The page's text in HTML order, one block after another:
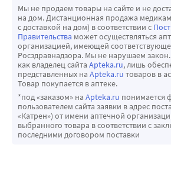
монотерапию
случаев, когда присутствие
фторхинолонам N. gonorrhoeae
возможности исключить
фторхинолона N. gonorrhoeae,
вопрос о дополнении
моксифлоксацином
который активен в отношении N.
(например, цефалоспорин).
случае с другими
том числе «grand
mal» припадки)
Нарушения
внимания
Нарушения речи
Амнезия
Периферическая
нейропатия и
полинейропатия Гиперестезия
Со стороны органа зрения
Porphyromonas spp. Prevotella spp.
Clostridium spp. * Атипичные
Chlamydia trachomatis * Mycoplasma
Mycoplasma hominis Mycoplasma
pneumophila* Coxiella burnettii
моксифлоксацина у пациентов с
печени (классы А и В по
сравнению со здоровыми
с нормальной функцией печени.
Мы не продаем товары на сайте и не
на дом. Дистанционная продажа
с доставкой на дом) в соответствии с
Правительства может осуществляться
организацией, имеющей
Росздравнадзора. Мы не нарушаем
как владелец сайта Apteka.ru, лишь
представленных на Apteka.ru товаров в
Товар покупается в аптеке.
*под «заказом» на Apteka.ru понимается
пользователем сайта заявки в адрес
«Катрен») от имени аптечной
выбранного товара в соответствии с
последними договором поставки